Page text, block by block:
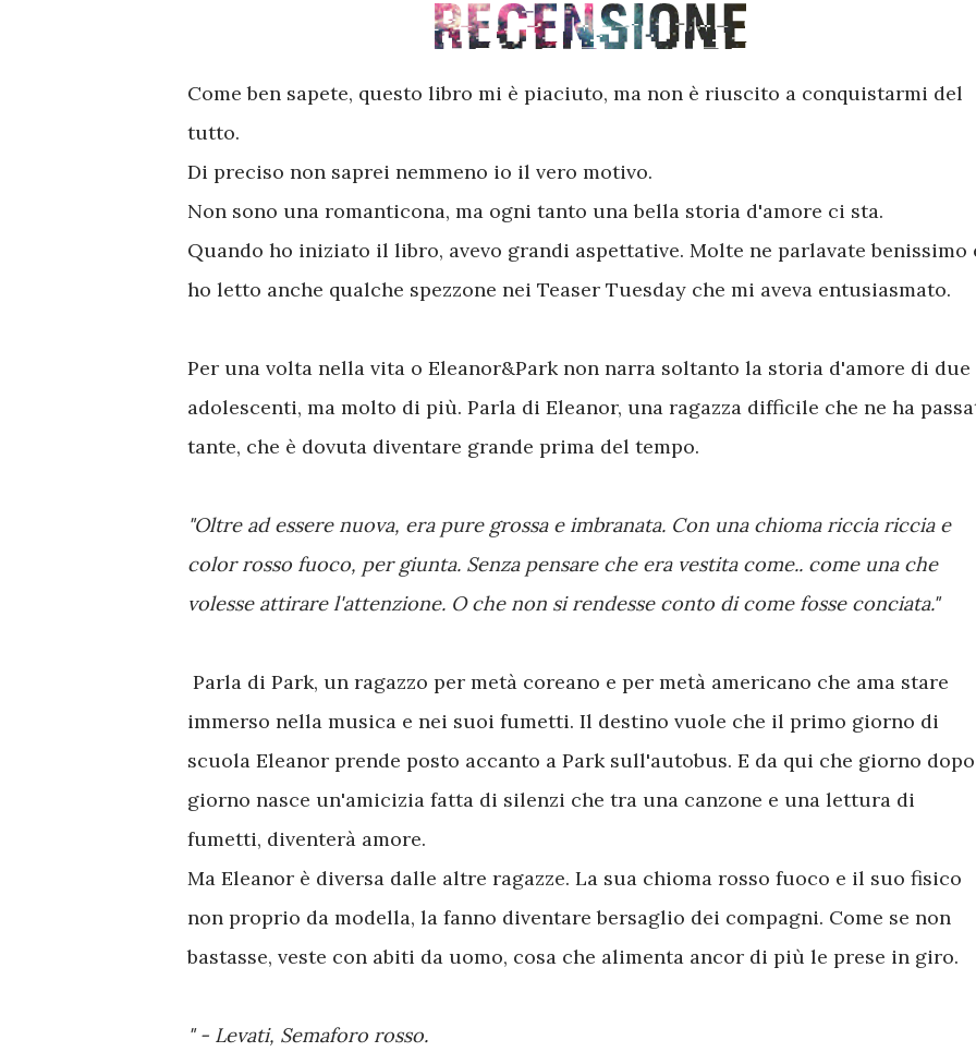
Come ben sapete, questo libro mi è piaciuto, ma non è riuscito a conquistarmi del
tutto.
Di preciso non saprei nemmeno io il vero motivo.
Non sono una romanticona, ma ogni tanto una bella storia d'amore ci sta.
Quando ho iniziato il libro, avevo grandi aspettative. Molte ne parlavate benissimo
ho letto anche qualche spezzone nei Teaser Tuesday che mi aveva entusiasmato.
Per una volta nella vita o Eleanor&Park non narra soltanto la storia d'amore di due
adolescenti, ma molto di più. Parla di Eleanor, una ragazza difficile che ne ha
tante, che è dovuta diventare grande prima del tempo.
"Oltre ad essere nuova, era pure grossa e imbranata. Con una chioma riccia riccia e
color rosso fuoco, per giunta. Senza pensare che era vestita come.. come una che
volesse attirare l'attenzione. O che non si rendesse conto di come fosse conciata."
Parla di Park, un ragazzo per metà coreano e per metà americano che ama stare
immerso nella musica e nei suoi fumetti. Il destino vuole che il primo giorno di
scuola Eleanor prende posto accanto a Park sull'autobus. E da qui che giorno dopo
giorno nasce un'amicizia fatta di silenzi che tra una canzone e una lettura di
fumetti, diventerà amore.
Ma Eleanor è diversa dalle altre ragazze. La sua chioma rosso fuoco e il suo fisico
non proprio da modella, la fanno diventare bersaglio dei compagni. Come se non
bastasse, veste con abiti da uomo, cosa che alimenta ancor di più le prese in giro.
" - Levati, Semaforo rosso.